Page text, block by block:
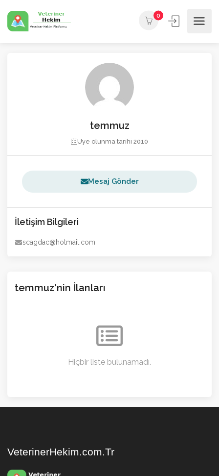
0
temmuz
Üye olunma tarihi 2010
Mesaj Gönder
İletişim Bilgileri
scagdac@hotmail.com
temmuz'nin İlanları
Hiçbir liste bulunamadı.
VeterinerHekim.com.Tr